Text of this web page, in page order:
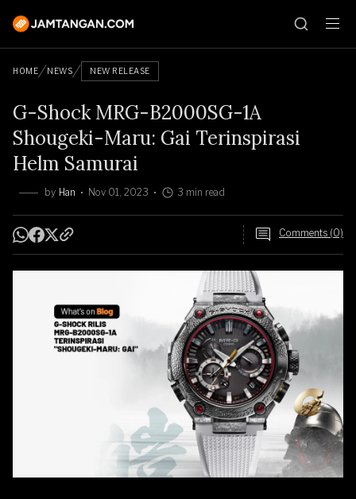
HOME NEWS NEW RELEASE
G-Shock MRG-B2000SG-1A
Shougeki-Maru: Gai Terinspirasi
Helm Samurai
by Han Nov 01, 2023 3 min read
Comments (0)